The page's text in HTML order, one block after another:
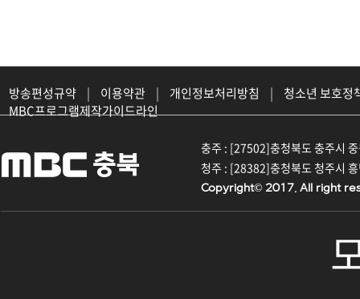
방송편성규약 | 이용약관 | 개인정보처리방침 |
청소년 보호정
MBC프로그램제작가이드라인
충주 : [27502]충청북도 충주시
청주 : [28382]충청북도 청주시
Copyright© 2017. All right